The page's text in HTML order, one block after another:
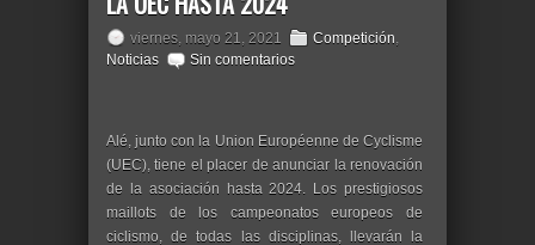
viernes, mayo 21, 2021 Competición,
Noticias
Sin comentarios
Alé, junto con la Union Européenne de Cyclisme
(UEC), tiene el placer de anunciar la renovación
de la asociación hasta 2024. Los prestigiosos
maillots de los campeonatos europeos de
ciclismo, de todas las disciplinas, llevarán la